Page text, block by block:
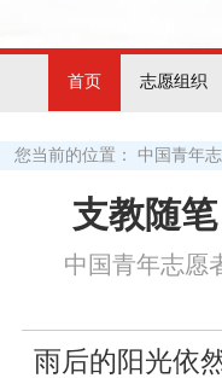
首页 志愿组织
您当前的位置： 中国青年
支教随
中国青年志愿
雨后的阳光依